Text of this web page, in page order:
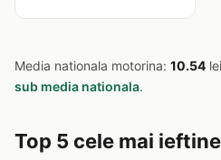
Media nationala motorina: 10.54
sub media nationala.
Top 5 cele mai